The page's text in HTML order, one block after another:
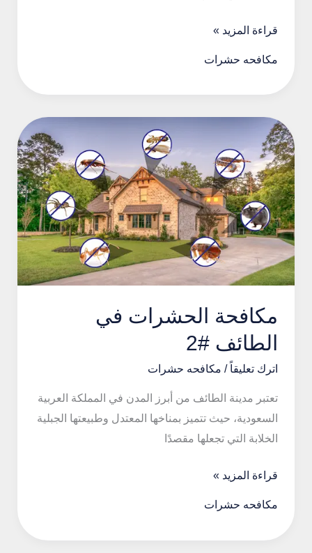
مكافحة
قراءة المزيد »
مكافحه حشرات
مكافحة الحشرات في
الطائف #2
اترك تعليقاً / مكافحه حشرات
تعتبر مدينة الطائف من أبرز المدن في المملكة العربية
السعودية، حيث تتميز بمناخها المعتدل وطبيعتها الجبلية
الخلابة التي تجعلها مقصدًا
مكافحة
قراءة المزيد »
مكافحه حشرات